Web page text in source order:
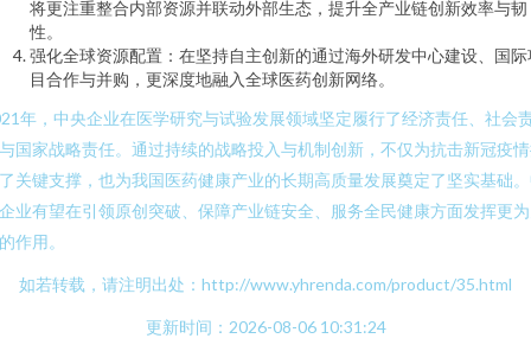
将更注重整合内部资源并联动外部生态，提升全产业链创新效率与韧
性。
强化全球资源配置：在坚持自主创新的通过海外研发中心建设、国际
目合作与并购，更深度地融入全球医药创新网络。
年，中央企业在医学研究与试验发展领域坚定履行了经济责任、社会
国家战略责任。通过持续的战略投入与机制创新，不仅为抗击新冠疫
关键支撑，也为我国医药健康产业的长期高质量发展奠定了坚实基础
业有望在引领原创突破、保障产业链安全、服务全民健康方面发挥更
作用。
如若转载，请注明出处：http://www.yhrenda.com/product/35.html
更新时间：2026-08-06 10:31:24